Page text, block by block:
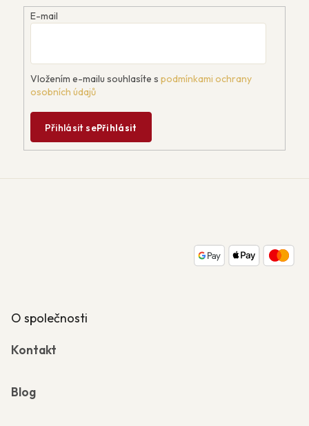
E-mail
Vložením e-mailu souhlasíte s podmínkami ochrany
osobních údajů
Přihlásit sePřihlásit
Z
O společnosti
Kontakt
Blog